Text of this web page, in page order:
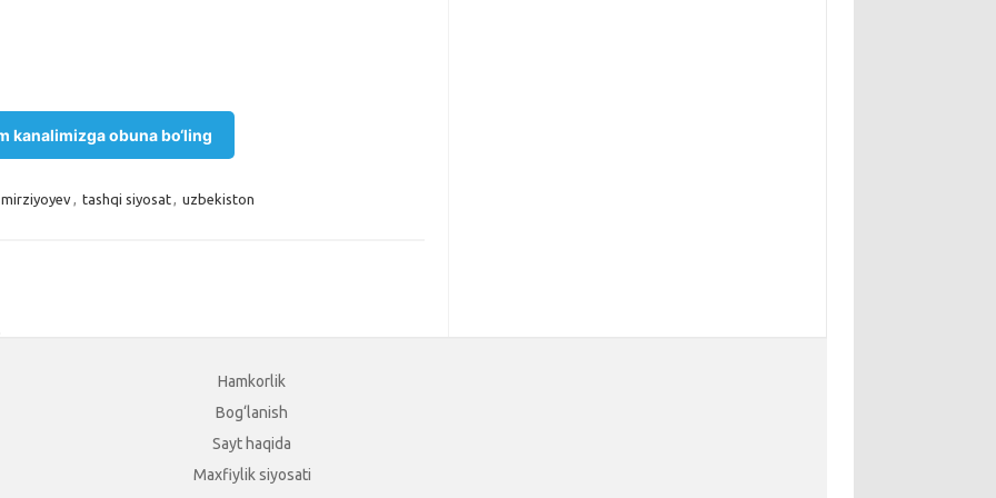
kanalimizga obuna bo‘ling
, tashqi siyosat, uzbekiston
Hamkorlik
Bog‘lanish
Sayt haqida
Maxfiylik siyosati